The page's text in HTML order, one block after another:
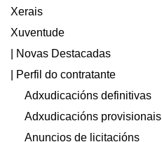
Xerais
Xuventude
| Novas Destacadas
| Perfil do contratante
Adxudicacións definitivas
Adxudicacións provisionais
Anuncios de licitacións